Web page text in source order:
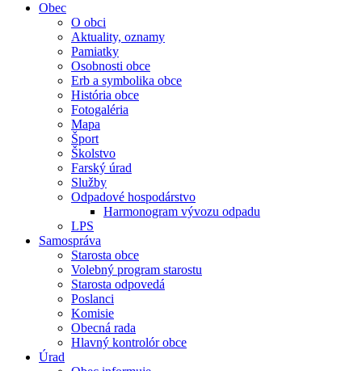
Obec
O obci
Aktuality, oznamy
Pamiatky
Osobnosti obce
Erb a symbolika obce
História obce
Fotogaléria
Mapa
Šport
Školstvo
Farský úrad
Služby
Odpadové hospodárstvo
Harmonogram vývozu odpadu
LPS
Samospráva
Starosta obce
Volebný program starostu
Starosta odpovedá
Poslanci
Komisie
Obecná rada
Hlavný kontrolór obce
Úrad